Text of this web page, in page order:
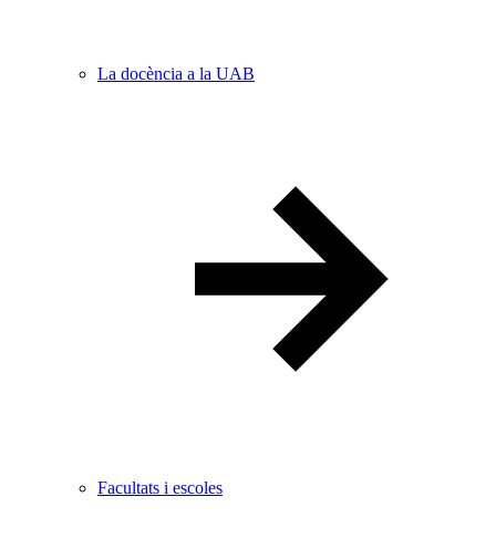
La docència a la UAB
Facultats i escoles